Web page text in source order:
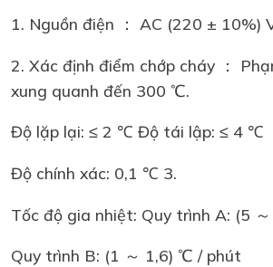
1. Nguồn điện ： AC (220 ± 10%)
2. Xác định điểm chớp cháy ：
xung quanh đến 300 ℃.
Độ lặp lại: ≤ 2 ℃ Độ tái lập: ≤ 4 ℃
Độ chính xác: 0,1 ℃ 3.
Tốc độ gia nhiệt: Quy trình A: (5
Quy trình B: (1 ～ 1,6) ℃ / phút